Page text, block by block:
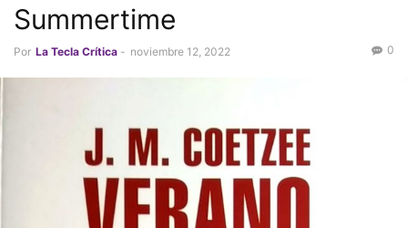
Summertime
Por La Tecla Crítica - noviembre 12, 2022 0